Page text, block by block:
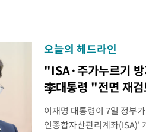
오늘의 헤드라인
"ISA·주가누르기
李대통령 "전면 재
이재명 대통령이 7일 정부
인종합자산관리계좌(ISA)'